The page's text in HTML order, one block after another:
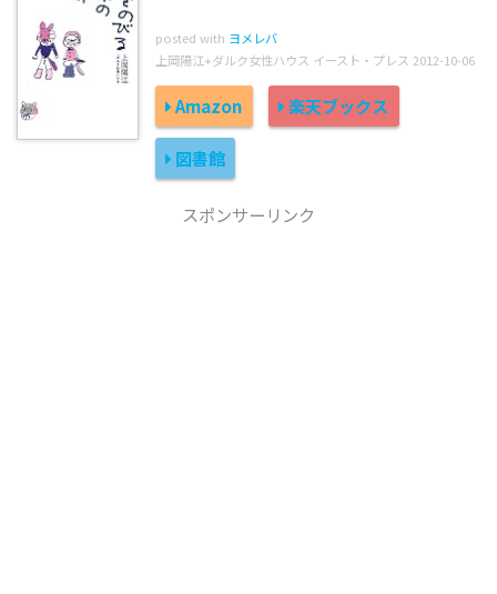
posted with ヨメレバ
上岡陽江+ダルク女性ハウス イースト・プレス 2012-10-06
Amazon 楽天ブックス
図書館
スポンサーリンク